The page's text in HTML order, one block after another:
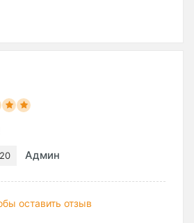
Админ
оставить отзыв